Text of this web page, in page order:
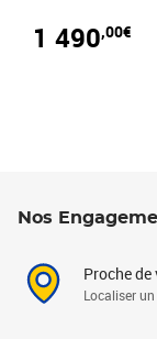
1 490,00€
Nos
Proche de
Localiser